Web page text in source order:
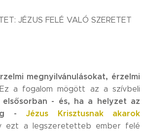
JÉZUS FELÉ VALÓ SZERETET
megnyilvánulásokat, érzelmi
Ez a fogalom mögött az a szívbeli
elsősorban - és, ha a helyzet az
- Jézus Krisztusnak akarok
ezt a legszeretetteb ember felé